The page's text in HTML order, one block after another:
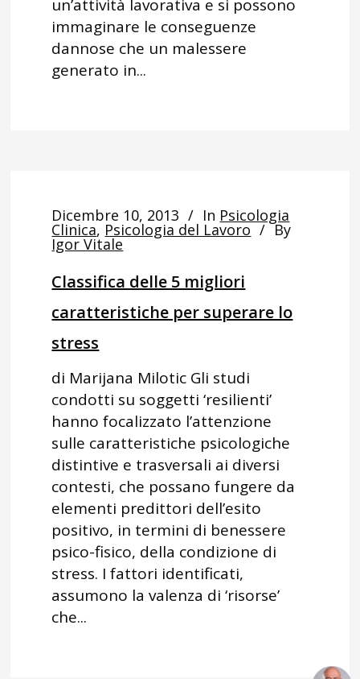
un’attività lavorativa e si possono
immaginare le conseguenze
dannose che un malessere
generato in...
Dicembre 10, 2013 In Psicologia
Clinica, Psicologia del Lavoro By
Igor Vitale
Classifica delle 5 migliori
caratteristiche per superare lo
stress
di Marijana Milotic Gli studi
condotti su soggetti ‘resilienti’
hanno focalizzato l’attenzione
sulle caratteristiche psicologiche
distintive e trasversali ai diversi
contesti, che possano fungere da
elementi predittori dell’esito
positivo, in termini di benessere
psico-fisico, della condizione di
stress. I fattori identificati,
assumono la valenza di ‘risorse’
che...